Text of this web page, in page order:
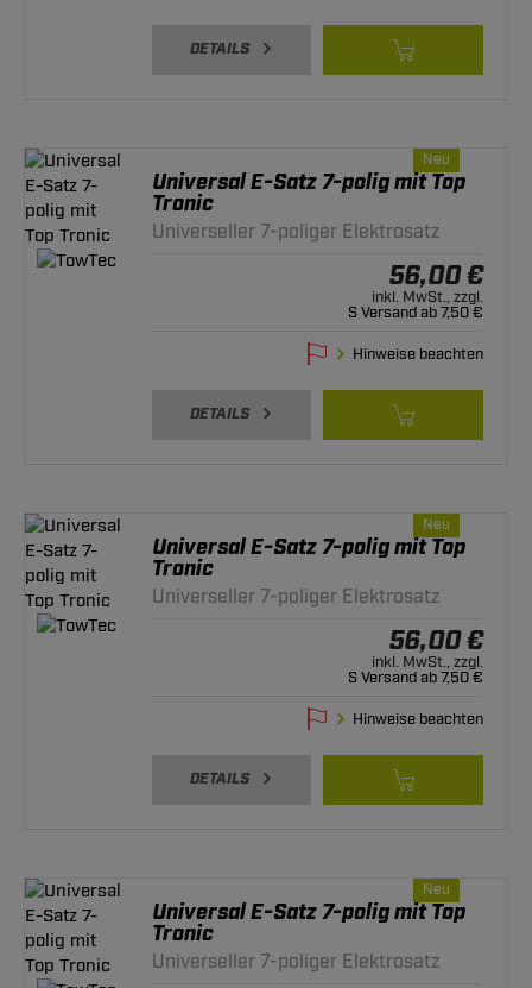
DETAILS
Neu
Universal E-Satz 7-polig mit Top
Tronic
Universeller 7-poliger Elektrosatz
56,00 €
inkl. MwSt., zzgl.
S Versand ab 7,50 €
Hinweise beachten
DETAILS
Neu
Universal E-Satz 7-polig mit Top
Tronic
Universeller 7-poliger Elektrosatz
56,00 €
inkl. MwSt., zzgl.
S Versand ab 7,50 €
Hinweise beachten
DETAILS
Neu
Universal E-Satz 7-polig mit Top
Tronic
Universeller 7-poliger Elektrosatz